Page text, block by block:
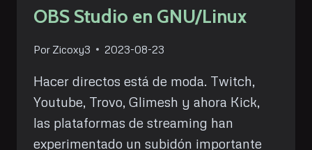
OBS Studio en GNU/Linux
Por Zicoxy3 2023-08-23
Hacer directos está de moda. Twitch,
Youtube, Trovo, Glimesh y ahora Kick,
las plataformas de streaming han
experimentado un subidón importante